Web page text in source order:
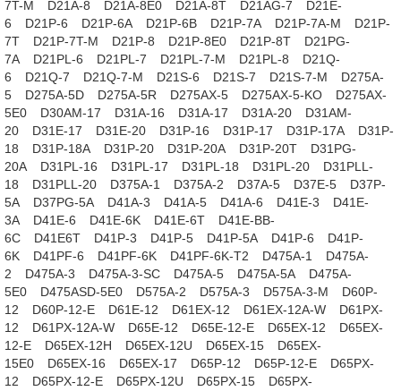
7T-M
D21A-8 D21A-8E0 D21A-8T D21AG-7
D21E-
6
D21P-6 D21P-6A D21P-6B D21P-7A D21P-7A-M
D21P-
7T
D21P-7T-M D21P-8 D21P-8E0 D21P-8T
D21PG-
7A
D21PL-6 D21PL-7 D21PL-7-M D21PL-8
D21Q-
6
D21Q-7 D21Q-7-M D21S-6 D21S-7 D21S-7-M
D275A-
5
D275A-5D D275A-5R D275AX-5 D275AX-5-KO
D275AX-
5E0
D30AM-17 D31A-16 D31A-17 D31A-20
D31AM-
20
D31E-17 D31E-20 D31P-16 D31P-17 D31P-17A
D31P-
18
D31P-18A D31P-20 D31P-20A D31P-20T
D31PG-
20A
D31PL-16 D31PL-17 D31PL-18 D31PL-20
D31PLL-
18
D31PLL-20 D375A-1 D375A-2 D37A-5 D37E-5
D37P-
5A
D37PG-5A D41A-3 D41A-5 D41A-6 D41E-3
D41E-
3A
D41E-6 D41E-6K D41E-6T
D41E-BB-
6C
D41E6T D41P-3 D41P-5 D41P-5A D41P-6
D41P-
6K
D41PF-6 D41PF-6K D41PF-6K-T2 D475A-1
D475A-
2
D475A-3 D475A-3-SC D475A-5 D475A-5A
D475A-
5E0
D475ASD-5E0 D575A-2 D575A-3 D575A-3-M
D60P-
12
D60P-12-E D61E-12 D61EX-12 D61EX-12A-W
D61PX-
12
D61PX-12A-W D65E-12 D65E-12-E D65EX-12
D65EX-
12-E
D65EX-12H D65EX-12U D65EX-15
D65EX-
15E0
D65EX-16 D65EX-17 D65P-12 D65P-12-E
D65PX-
12
D65PX-12-E D65PX-12U D65PX-15
D65PX-